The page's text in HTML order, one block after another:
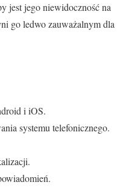
jest jego niewidoczność na
go ledwo zauważalnym dla
i iOS.
systemu telefonicznego.